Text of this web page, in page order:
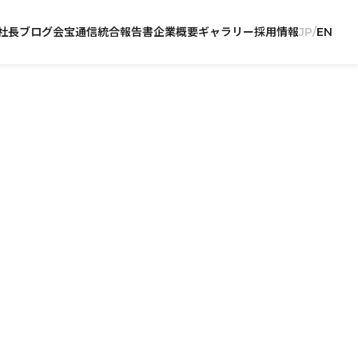
長ブログ会宝通信統合報告書企業概要ギャラリー採用情報JP EN